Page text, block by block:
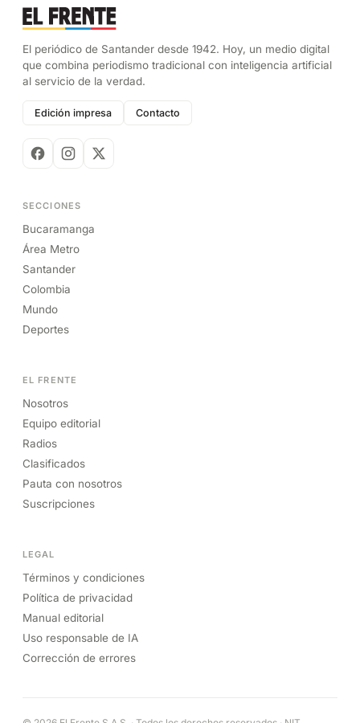
El periódico de Santander desde 1942. Hoy, un medio digital
que combina periodismo tradicional con inteligencia artificial
al servicio de la verdad.
Edición impresa Contacto
SECCIONES
Bucaramanga
Área Metro
Santander
Colombia
Mundo
Deportes
EL FRENTE
Nosotros
Equipo editorial
Radios
Clasificados
Pauta con nosotros
Suscripciones
LEGAL
Términos y condiciones
Política de privacidad
Manual editorial
Uso responsable de IA
Corrección de errores